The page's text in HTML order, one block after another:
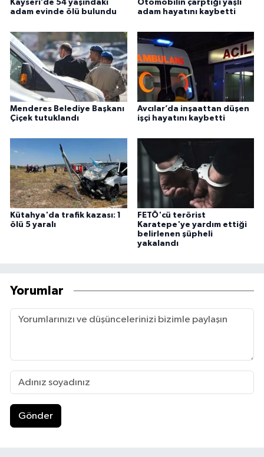
Kayseri’de 54 yaşındaki
adam evinde ölü bulundu
Otomobilin çarptığı yaşlı
adam hayatını kaybetti
Menderes Belediye Başkanı
Çiçek tutuklandı
Avcılar’da inşaattan düşen
işçi hayatını kaybetti
Kütahya'da trafik kazası: 1
ölü 5 yaralı
FETÖ'cü terörist
Karatepe'ye yardım ettiği
belirlenen şüpheli
yakalandı
Yorumlar
Gönder